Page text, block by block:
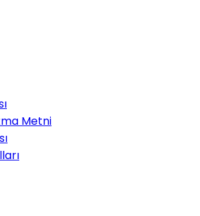
Metni